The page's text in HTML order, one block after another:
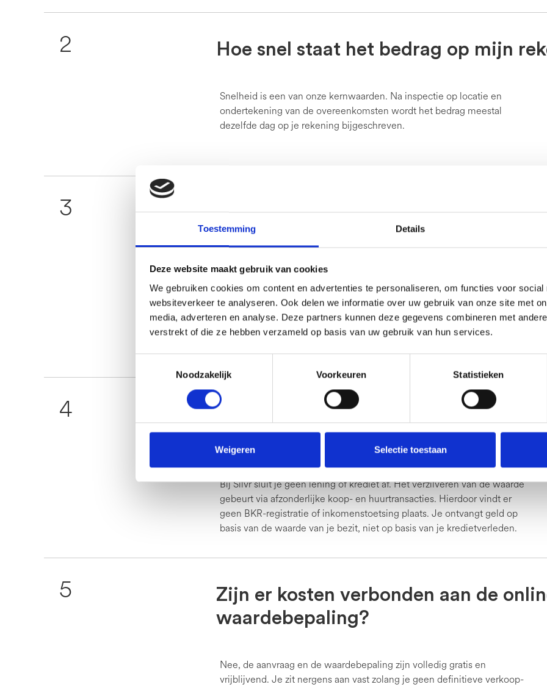
Toestemming Details
Deze website maakt gebruik van cookies
We gebruiken cookies om content en advertenties te personaliseren, om functies voor social
websiteverkeer te analyseren. Ook delen we informatie over uw gebruik van onze site met
media, adverteren en analyse. Deze partners kunnen deze gegevens combineren met
verstrekt of die ze hebben verzameld op basis van uw gebruik van hun services.
Noodzakelijk
Voorkeuren Statistieken
Weigeren Selectie toestaan
2 Hoe snel staat het bedrag op mijn
Snelheid is een van onze kernwaarden. Na inspectie op locatie en
ondertekening van de overeenkomsten wordt het bedrag meestal
dezelfde dag op je rekening bijgeschreven.
3
Hoeveel waarde kan ik verzilveren
voertuig?
Het bedrag dat wij uitkeren is gebaseerd op de actuele marktwaarde, de
technische staat, de kilometerstand en de uitvoering van je voertuig. Op
basis van deze gegevens bepalen wij het maximale te verzilveren
bedrag.
4
Is het verzilveren van mijn auto
lening?
Bij Silvr sluit je geen lening of krediet af. Het verzilveren van de waarde
gebeurt via afzonderlijke koop- en huurtransacties. Hierdoor vindt er
geen BKR-registratie of inkomenstoetsing plaats. Je ontvangt geld op
basis van de waarde van je bezit, niet op basis van je kredietverleden.
5
Zijn er kosten verbonden aan de
waardebepaling?
Nee, de aanvraag en de waardebepaling zijn volledig gratis en
vrijblijvend. Je zit nergens aan vast zolang je geen definitieve verkoop-